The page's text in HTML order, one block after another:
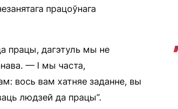
працоўнага
працы, дагэтуль мы не
— І мы часта,
вось вам хатняе заданне, вы
людзей да працы”.